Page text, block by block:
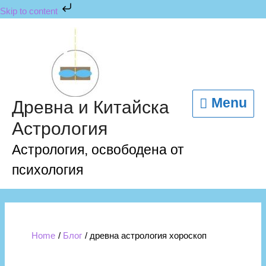
Skip to content
Skip
to
Древна и Китайска
Астрология
Астрология, освободена от
психология
Menu
Home Блог древна астрология хороскоп